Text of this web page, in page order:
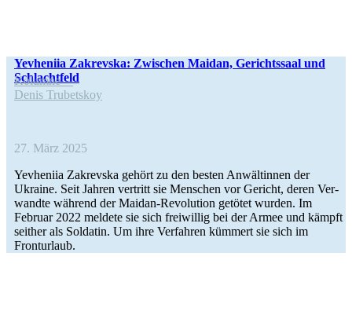
Yev­he­niia Zak­revska: Zwi­schen Maidan, Gerichts­saal und
Schlachtfeld
Kolumne
Denis Tru­bets­koy
27. März 2025
Yev­he­niia Zak­revska gehört zu den besten Anwäl­tin­nen der
Ukraine. Seit Jahren ver­tritt sie Men­schen vor Gericht, deren Ver­
wandte während der Maidan-Revo­lu­­tion getötet wurden. Im
Februar 2022 meldete sie sich frei­wil­lig bei der Armee und kämpft
seither als Sol­da­tin. Um ihre Ver­fah­ren kümmert sie sich im
Fronturlaub.